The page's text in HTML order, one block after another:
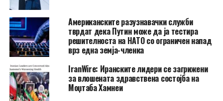
Американските разузнавачки служби
тврдат дека Путин може да ја тестира
решителноста на НАТО со ограничен напад
врз една земја-членка
IranWire: Иранските лидери се загрижени
за влошената здравствена состојба на
Моџтаба Хамнеи